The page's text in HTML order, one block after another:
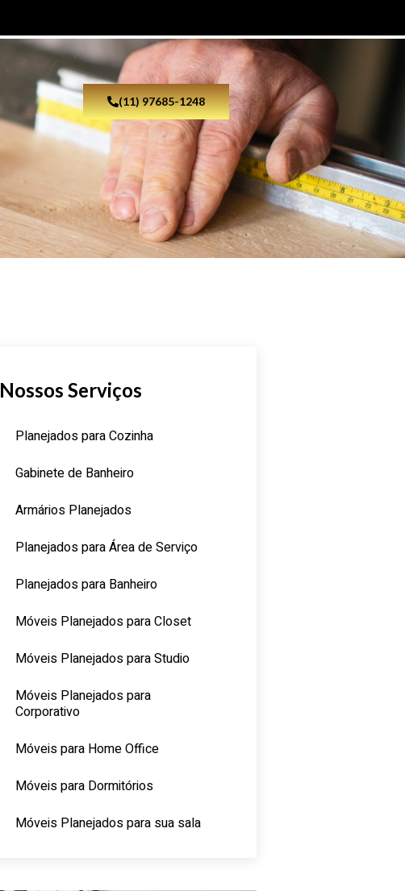
(11) 97685-1248
Nossos Serviços
Planejados para Cozinha
Gabinete de Banheiro
Armários Planejados
Planejados para Área de Serviço
Planejados para Banheiro
Móveis Planejados para Closet
Móveis Planejados para Studio
Móveis Planejados para
Corporativo
Móveis para Home Office
Móveis para Dormitórios
Móveis Planejados para sua sala